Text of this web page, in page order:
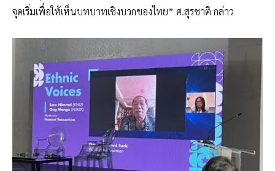
จุดเริ่มเพื่อให้เห็นบทบาทเชิงบวกของไทย” ศ.สุรชาติ กล่าว